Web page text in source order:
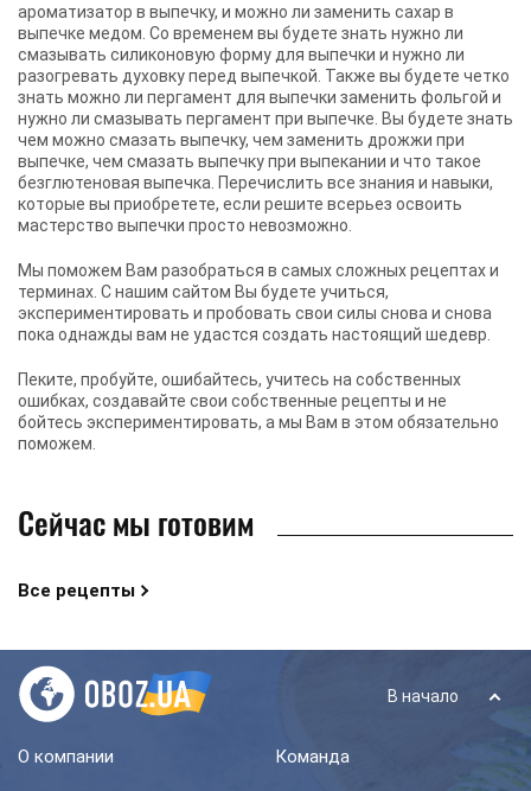
ароматизатор в выпечку, и можно ли заменить сахар в
выпечке медом. Со временем вы будете знать нужно ли
смазывать силиконовую форму для выпечки и нужно ли
разогревать духовку перед выпечкой. Также вы будете четко
знать можно ли пергамент для выпечки заменить фольгой и
нужно ли смазывать пергамент при выпечке. Вы будете знать
чем можно смазать выпечку, чем заменить дрожжи при
выпечке, чем смазать выпечку при выпекании и что такое
безглютеновая выпечка. Перечислить все знания и навыки,
которые вы приобретете, если решите всерьез освоить
мастерство выпечки просто невозможно.
Мы поможем Вам разобраться в самых сложных рецептах и
терминах. С нашим сайтом Вы будете учиться,
экспериментировать и пробовать свои силы снова и снова
пока однажды вам не удастся создать настоящий шедевр.
Пеките, пробуйте, ошибайтесь, учитесь на собственных
ошибках, создавайте свои собственные рецепты и не
бойтесь экспериментировать, а мы Вам в этом обязательно
поможем.
Сейчас мы готовим
Все рецепты
В начало
О компании Команда